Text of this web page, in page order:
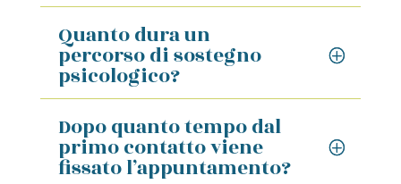
Quanto dura un
percorso di sostegno
psicologico?
Dopo quanto tempo dal
primo contatto viene
fissato l’appuntamento?